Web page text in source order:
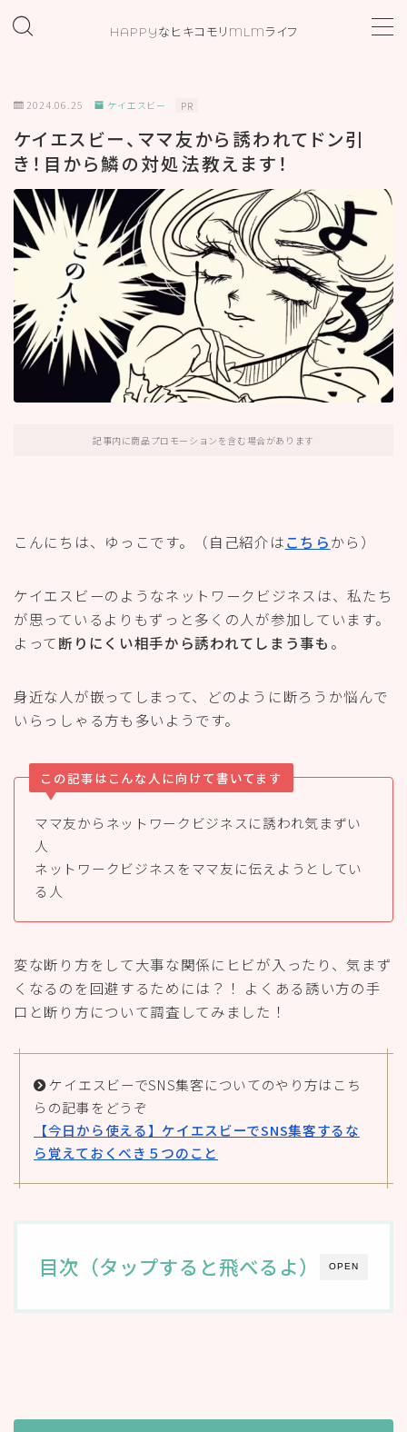
HAPPYなヒキコモリMLMライフ
プロフィール
お問い合わせ
カテゴリー
2024.06.25 ケイエスビー PR
ケイエスビー、ママ友から誘われてドン引
き！目から鱗の対処法教えます！
記事内に商品プロモーションを含む場合があります
こんにちは、ゆっこです。（自己紹介はこちらから）
ケイエスビーのようなネットワークビジネスは、私たち
が思っているよりもずっと多くの人が参加しています。
よって断りにくい相手から誘われてしまう事も 。
身近な人が嵌ってしまって、どのように断ろうか悩んで
いらっしゃる方も多いようです。
この記事はこんな人に向けて書いてます
ママ友からネットワークビジネスに誘われ気まずい
人
ネットワークビジネスをママ友に伝えようとしてい
る人
変な断り方をして大事な関係にヒビが入ったり、気まず
くなるのを回避するためには？！ よくある誘い方の手
口と断り方について調査してみました！
ケイエスビーでSNS集客についてのやり方はこち
らの記事をどうぞ
【今日から使える】ケイエスビーでSNS集客するな
ら覚えておくべき５つのこと
OPEN
目次（タップすると飛べるよ）